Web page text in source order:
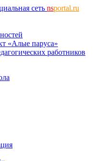
сеть nsportal.ru
«Алые паруса»
работников